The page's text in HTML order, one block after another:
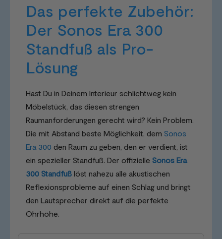
Das perfekte Zubehör:
Der Sonos Era 300
Standfuß als Pro-
Lösung
Hast Du in Deinem Interieur schlichtweg kein
Möbelstück, das diesen strengen
Raumanforderungen gerecht wird? Kein Problem.
Die mit Abstand beste Möglichkeit, dem Sonos
Era 300 den Raum zu geben, den er verdient, ist
ein spezieller Standfuß. Der offizielle Sonos Era
300 Standfuß löst nahezu alle akustischen
Reflexionsprobleme auf einen Schlag und bringt
den Lautsprecher direkt auf die perfekte
Ohrhöhe.